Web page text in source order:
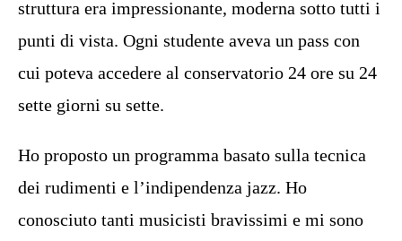
struttura era impressionante, moderna sotto tutti i
punti di vista. Ogni studente aveva un pass con
cui poteva accedere al conservatorio 24 ore su 24
sette giorni su sette.
Ho proposto un programma basato sulla tecnica
dei rudimenti e l’indipendenza jazz. Ho
conosciuto tanti musicisti bravissimi e mi sono